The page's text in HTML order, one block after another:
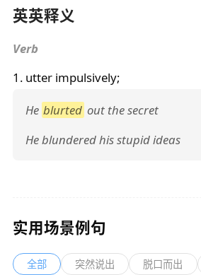
英英释义
Verb
1. utter impulsively;
He blurted out the secret
He blundered his stupid ideas
实用场景例句
全部 突然说出 脱口而出